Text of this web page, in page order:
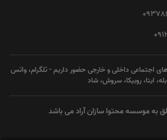
اجتماعی داخلی و خارجی حضور داریم - تلگرام، واتس
ایتا، روبیکا، سروش، شاد
به موسسه محتوا سازان آراد می باشد